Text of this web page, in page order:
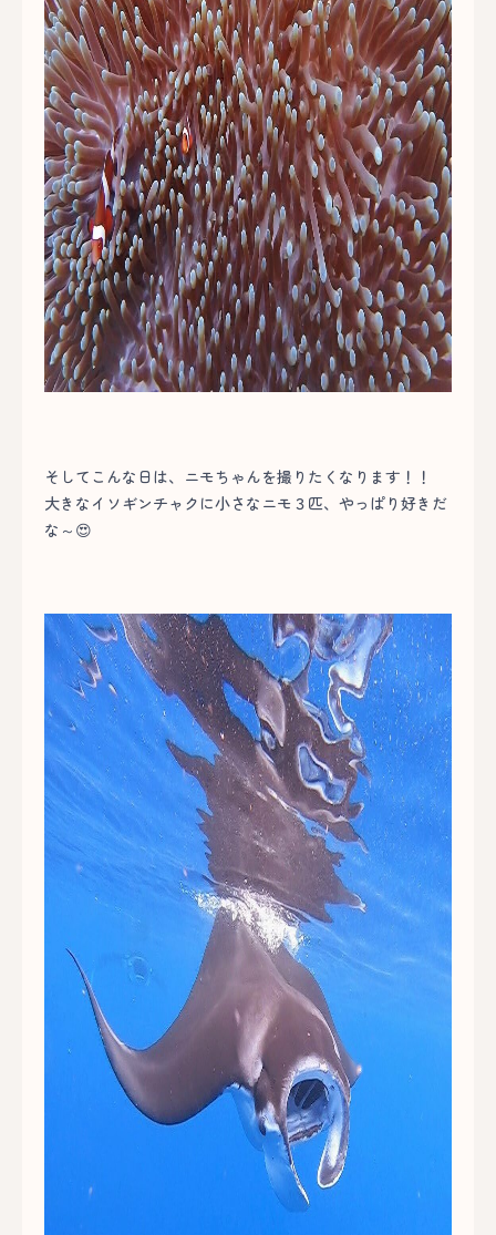
そしてこんな日は、ニモちゃんを撮りたくなります！！
大きなイソギンチャクに小さなニモ３匹、やっぱり好きだ
な～😍